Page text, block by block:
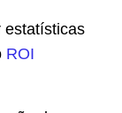
estatísticas
ROI